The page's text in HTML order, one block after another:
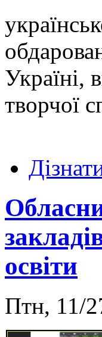
Україні,
творчої
освіти
Птн, 11/